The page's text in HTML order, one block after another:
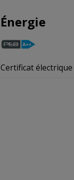
Énergie
Certificat électrique